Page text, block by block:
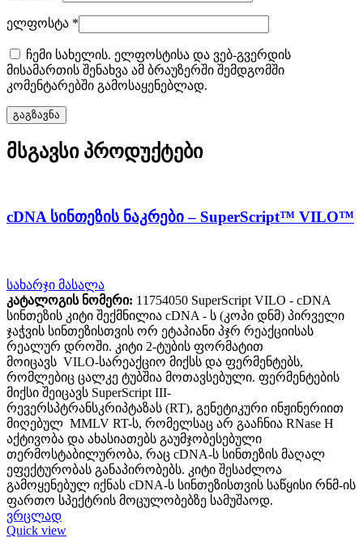
ელფოსტა *
ჩემი სახელის. ელფოსტისა და ვებ-გვერდის
მისამართის შენახვა ამ ბრაუზერში შემდგომში
კომენტარებში გამოსაყენებლად.
მსგავსი პროდუქტები
cDNA სინთეზის ნაკრები – SuperScript™ VILO™
სახარჯი მასალა
კატალოგის ნომერი: 11754050 SuperScript VILO - cDNA
სინთეზის კიტი შექმნილია cDNA - ს (კოპი დნმ) პირველი
ჯაჭვის სინთეზისთვის ორ ეტაპიანი პჯრ რეაქციისას
რეალურ დროში. კიტი 2-ტუბის ფორმატით
მოიცავს VILO-სარეაქციო მიქსს და ფერმენტებს,
რომლებიც ცალკე ტუბშია მოთავსებული. ფერმენტების
მიქსი შეიცავს SuperScript III-
რევერსპტრანსკრიპტაზას (RT), გენეტიკური ინჟინერიით
მიღებულ MMLV RT-ს, რომელსაც არ გააჩნია RNase H
აქტივობა და ახასიათებს გაუმჯობესებული
თერმოსტაბილურობა, რაც cDNA-ს სინთეზის მაღალ
ეფექტურობას განაპირობებს. კიტი შესაძლოა
გამოყენებულ იქნას cDNA-ს სინთეზისთვის საწყისი რნმ-ის
ფართო სპექტრის მოცულობებზე სამუშაოდ.
ვრცლად
Quick view